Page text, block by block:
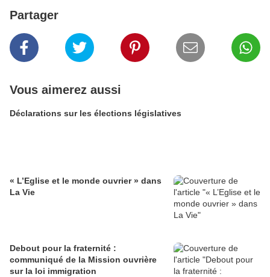
Partager
Vous aimerez aussi
Déclarations sur les élections législatives
« L’Eglise et le monde ouvrier » dans
La Vie
Debout pour la fraternité :
communiqué de la Mission ouvrière
sur la loi immigration